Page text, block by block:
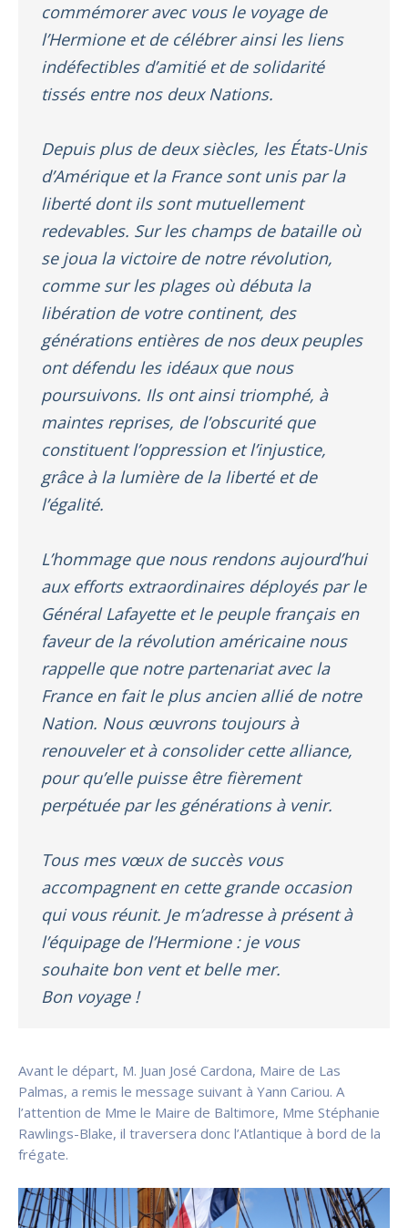
commémorer avec vous le voyage de
l’Hermione et de célébrer ainsi les liens
indéfectibles d’amitié et de solidarité
tissés entre nos deux Nations.
Depuis plus de deux siècles, les États-Unis
d’Amérique et la France sont unis par la
liberté dont ils sont mutuellement
redevables. Sur les champs de bataille où
se joua la victoire de notre révolution,
comme sur les plages où débuta la
libération de votre continent, des
générations entières de nos deux peuples
ont défendu les idéaux que nous
poursuivons. Ils ont ainsi triomphé, à
maintes reprises, de l’obscurité que
constituent l’oppression et l’injustice,
grâce à la lumière de la liberté et de
l’égalité.
L’hommage que nous rendons aujourd’hui
aux efforts extraordinaires déployés par le
Général Lafayette et le peuple français en
faveur de la révolution américaine nous
rappelle que notre partenariat avec la
France en fait le plus ancien allié de notre
Nation. Nous œuvrons toujours à
renouveler et à consolider cette alliance,
pour qu’elle puisse être fièrement
perpétuée par les générations à venir.
Tous mes vœux de succès vous
accompagnent en cette grande occasion
qui vous réunit. Je m’adresse à présent à
l’équipage de l’Hermione : je vous
souhaite bon vent et belle mer.
Bon voyage !
Avant le départ, M. Juan José Cardona, Maire de Las
Palmas, a remis le message suivant à Yann Cariou. A
l’attention de Mme le Maire de Baltimore, Mme Stéphanie
Rawlings-Blake, il traversera donc l’Atlantique à bord de la
frégate.